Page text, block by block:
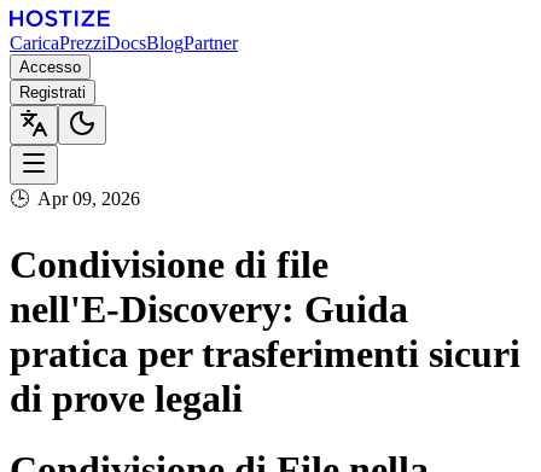
CaricaPrezziDocsBlogPartner
Accesso
Registrati
🕒 Apr 09, 2026
Condivisione di file
nell'E‑Discovery: Guida
pratica per trasferimenti sicuri
di prove legali